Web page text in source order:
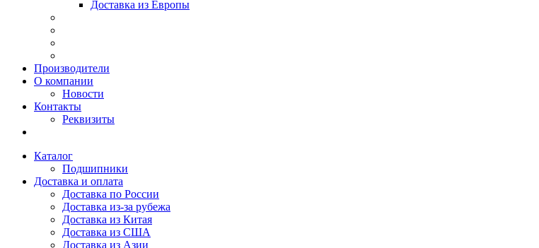
Доставка из Европы
Производители
О компании
Новости
Контакты
Реквизиты
Каталог
Подшипники
Доставка и оплата
Доставка по России
Доставка из-за рубежа
Доставка из Китая
Доставка из США
Доставка из Азии